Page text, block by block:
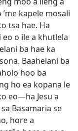
kapele mosali
tsa hae. Ha
o ile a khutlela
ba hae ka
Baahelani ba
hoo ba
ho ea kopana le
eo—ha Jesu a
Basamaria se
hore a